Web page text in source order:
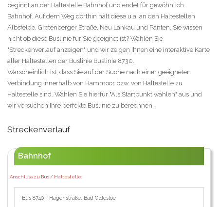
beginnt an der Haltestelle Bahnhof und endet für gewöhnlich
Bahnhof. Auf dem Weg dorthin hält diese u.a. an den Haltestellen
Albsfelde, Gretenberger Straße, Neu Lankau und Panten. Sie wissen
nicht ob diese Buslinie für Sie geeignet ist? Wählen Sie
"Streckenverlauf anzeigen" und wir zeigen Ihnen eine interaktive Karte
aller Haltestellen der Buslinie Buslinie 8730.
Warscheinlich ist, dass Sie auf der Suche nach einer geeigneten
Verbindung innerhalb von Hammoor bzw. von Haltestelle zu
Haltestelle sind. Wählen Sie hierfür "Als Startpunkt wählen" aus und
wir versuchen Ihre perfekte Buslinie zu berechnen.
Streckenverlauf
Bahnhof
Anschluss zu Bus / Haltestelle:
Bus 8740 - Hagenstraße, Bad Oldesloe